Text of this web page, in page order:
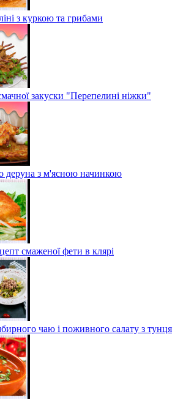
з куркою та грибами
закуски "Перепелині ніжки"
деруна з м'ясною начинкою
смаженої фети в клярі
чаю і поживного салату з тунця